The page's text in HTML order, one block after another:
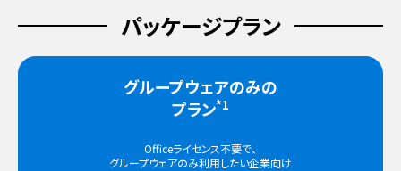
パッケージプラン
グループウェアのみの
プラン*1
Officeライセンス不要で、
グループウェアのみ利用したい企業向け